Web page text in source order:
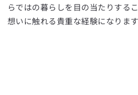
らではの暮らしを目の当たりする
想いに触れる貴重な経験になります